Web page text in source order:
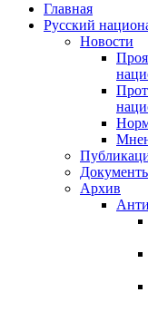
Главная
Русский
Новости
Архив